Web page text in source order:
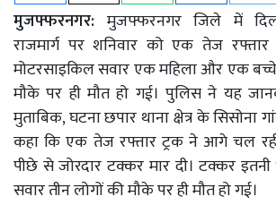
मुजफ्फरनगर: मुजफ्फरनगर जिले में
राजमार्ग पर शनिवार को एक तेज
मोटरसाइकिल सवार एक महिला और एक
मौके पर ही मौत हो गई। पुलिस ने यह
मुताबिक, घटना छपार थाना क्षेत्र के सिसोना
कहा कि एक तेज रफ्तार ट्रक ने आगे चल
पीछे से जोरदार टक्कर मार दी। टक्कर
सवार तीन लोगों की मौके पर ही मौत हो गई।